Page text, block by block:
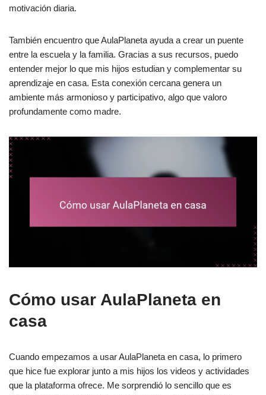
motivación diaria.
También encuentro que AulaPlaneta ayuda a crear un puente
entre la escuela y la familia. Gracias a sus recursos, puedo
entender mejor lo que mis hijos estudian y complementar su
aprendizaje en casa. Esta conexión cercana genera un
ambiente más armonioso y participativo, algo que valoro
profundamente como madre.
Cómo usar AulaPlaneta en
casa
Cuando empezamos a usar AulaPlaneta en casa, lo primero
que hice fue explorar junto a mis hijos los videos y actividades
que la plataforma ofrece. Me sorprendió lo sencillo que es